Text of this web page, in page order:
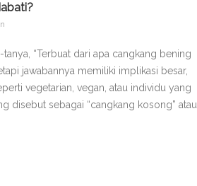
“Terbuat dari apa cangkang bening
jawabannya memiliki implikasi besar,
vegetarian, vegan, atau individu yang
disebut sebagai “cangkang kosong” atau